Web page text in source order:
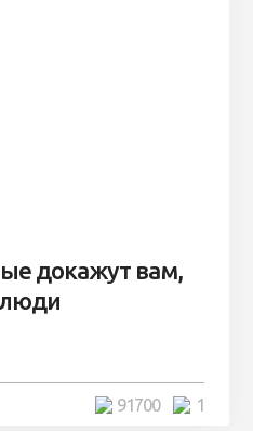
докажут вам,
1
91700